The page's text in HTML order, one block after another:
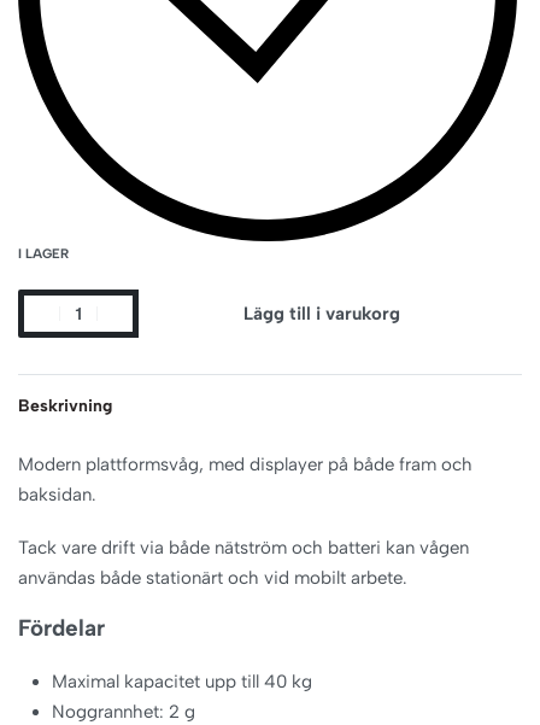
I LAGER
Lägg till i varukorg
Beskrivning
Modern plattformsvåg, med displayer på både fram och
baksidan.
Tack vare drift via både nätström och batteri kan vågen
användas både stationärt och vid mobilt arbete.
Fördelar
Maximal kapacitet upp till 40 kg
Noggrannhet: 2 g